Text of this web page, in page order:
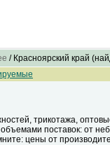
/ Красноярский край
трикотажа,
поставок: от
цены от